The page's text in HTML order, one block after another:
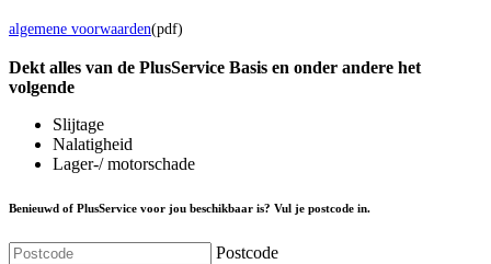
algemene voorwaarden(pdf)
Dekt alles van de PlusService Basis en onder andere het
volgende
Slijtage
Nalatigheid
Lager-/ motorschade
Benieuwd of PlusService voor jou beschikbaar is? Vul je postcode in.
Postcode